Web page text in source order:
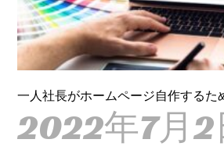
一人社長がホームページ自作するた
2022年7月2